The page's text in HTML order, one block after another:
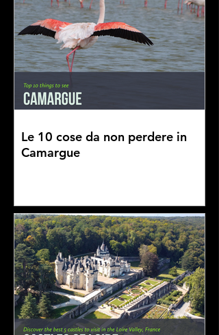
Le 10 cose da non perdere in
Camargue